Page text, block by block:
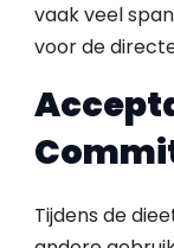
vaak veel
voor de
Tijdens de